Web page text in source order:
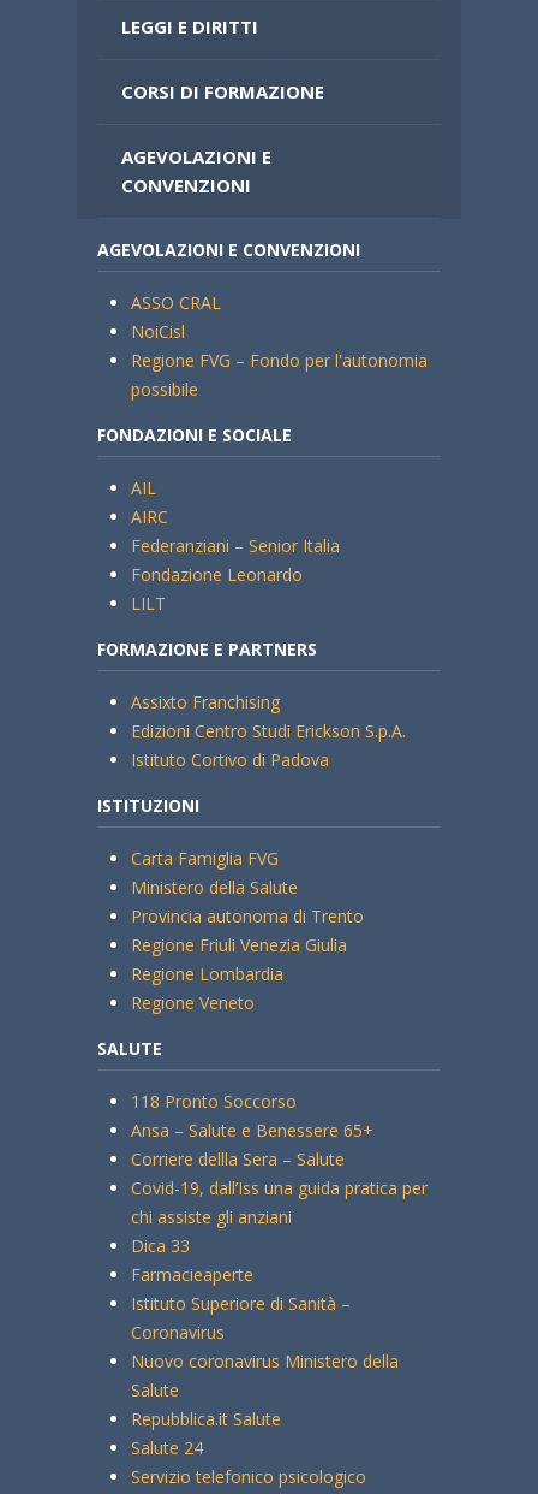
LEGGI E DIRITTI
CORSI DI FORMAZIONE
AGEVOLAZIONI E
CONVENZIONI
AGEVOLAZIONI E CONVENZIONI
ASSO CRAL
NoiCisl
Regione FVG – Fondo per l'autonomia
possibile
FONDAZIONI E SOCIALE
AIL
AIRC
Federanziani – Senior Italia
Fondazione Leonardo
LILT
FORMAZIONE E PARTNERS
Assixto Franchising
Edizioni Centro Studi Erickson S.p.A.
Istituto Cortivo di Padova
ISTITUZIONI
Carta Famiglia FVG
Ministero della Salute
Provincia autonoma di Trento
Regione Friuli Venezia Giulia
Regione Lombardia
Regione Veneto
SALUTE
118 Pronto Soccorso
Ansa – Salute e Benessere 65+
Corriere dellla Sera – Salute
Covid-19, dall’Iss una guida pratica per
chi assiste gli anziani
Dica 33
Farmacieaperte
Istituto Superiore di Sanità –
Coronavirus
Nuovo coronavirus Ministero della
Salute
Repubblica.it Salute
Salute 24
Servizio telefonico psicologico